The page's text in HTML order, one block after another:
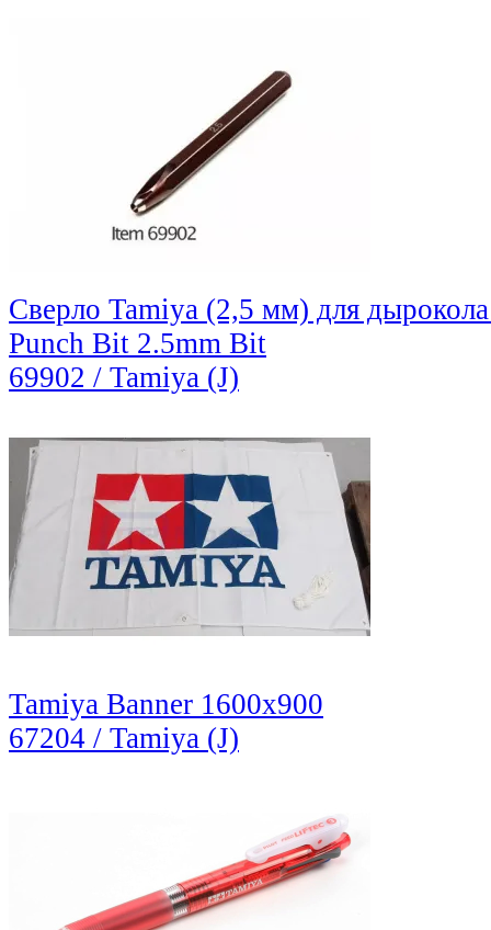
Сверло Tamiya (2,5 мм) для
Punch Bit 2.5mm Bit
69902 / Tamiya (J)
Tamiya Banner 1600x900
67204 / Tamiya (J)